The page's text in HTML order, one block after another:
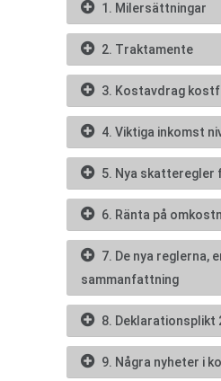
1. Milersättningar
2. Traktamente
3. Kostavdrag
4. Viktiga inkomst
5. Nya skatteregler
6. Ränta på
7. De nya reglerna,
sammanfattning
8. Deklarationsplikt
9. Några nyheter i